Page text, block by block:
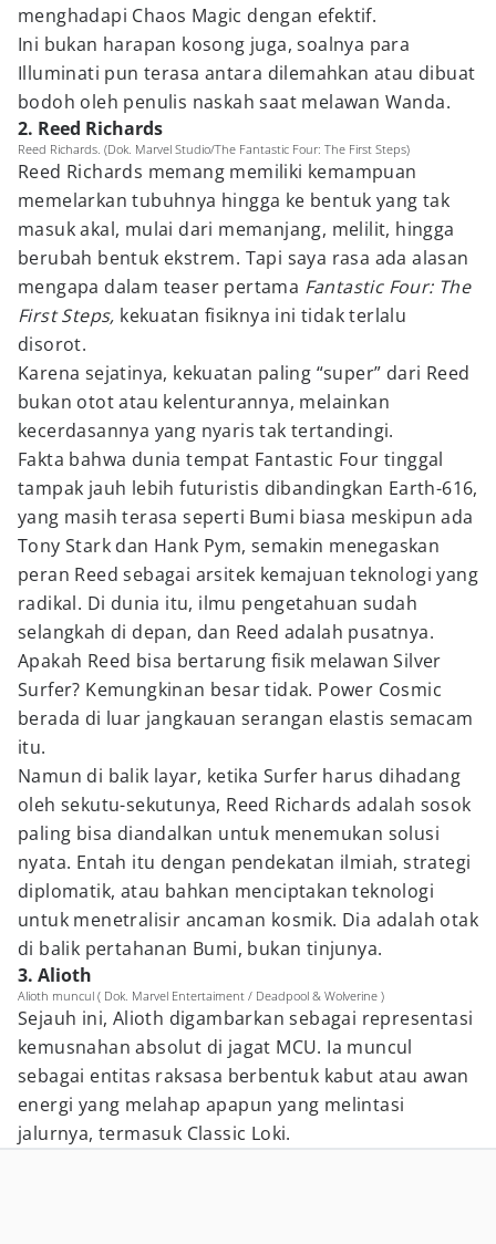
menghadapi Chaos Magic dengan efektif.
Ini bukan harapan kosong juga, soalnya para
Illuminati pun terasa antara dilemahkan atau dibuat
bodoh oleh penulis naskah saat melawan Wanda.
2. Reed Richards
Reed Richards. (Dok. Marvel Studio/The Fantastic Four: The First Steps)
Reed Richards memang memiliki kemampuan
memelarkan tubuhnya hingga ke bentuk yang tak
masuk akal, mulai dari memanjang, melilit, hingga
berubah bentuk ekstrem. Tapi saya rasa ada alasan
mengapa dalam teaser pertama Fantastic Four: The
First Steps, kekuatan fisiknya ini tidak terlalu
disorot.
Karena sejatinya, kekuatan paling “super” dari Reed
bukan otot atau kelenturannya, melainkan
kecerdasannya yang nyaris tak tertandingi.
Fakta bahwa dunia tempat Fantastic Four tinggal
tampak jauh lebih futuristis dibandingkan Earth-616,
yang masih terasa seperti Bumi biasa meskipun ada
Tony Stark dan Hank Pym, semakin menegaskan
peran Reed sebagai arsitek kemajuan teknologi yang
radikal. Di dunia itu, ilmu pengetahuan sudah
selangkah di depan, dan Reed adalah pusatnya.
Apakah Reed bisa bertarung fisik melawan Silver
Surfer? Kemungkinan besar tidak. Power Cosmic
berada di luar jangkauan serangan elastis semacam
itu.
Namun di balik layar, ketika Surfer harus dihadang
oleh sekutu-sekutunya, Reed Richards adalah sosok
paling bisa diandalkan untuk menemukan solusi
nyata. Entah itu dengan pendekatan ilmiah, strategi
diplomatik, atau bahkan menciptakan teknologi
untuk menetralisir ancaman kosmik. Dia adalah otak
di balik pertahanan Bumi, bukan tinjunya.
3. Alioth
Alioth muncul ( Dok. Marvel Entertaiment / Deadpool & Wolverine )
Sejauh ini, Alioth digambarkan sebagai representasi
kemusnahan absolut di jagat MCU. Ia muncul
sebagai entitas raksasa berbentuk kabut atau awan
energi yang melahap apapun yang melintasi
jalurnya, termasuk Classic Loki.